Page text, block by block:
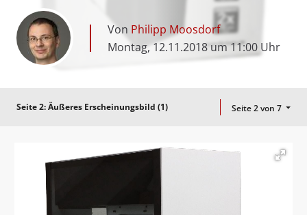
Von Philipp Moosdorf
Montag, 12.11.2018 um 11:00 Uhr
Seite 2:Äußeres Erscheinungsbild (1) Seite 2 von 7